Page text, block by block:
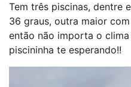
Tem três piscinas, dentre
36 graus, outra maior
então não importa o
piscininha te esperando!!